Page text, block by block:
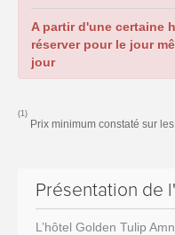
A partir d'une certaine
réserver pour le jour
jour
(1)
Prix minimum constaté sur
Présentation de
L’hôtel Golden Tulip